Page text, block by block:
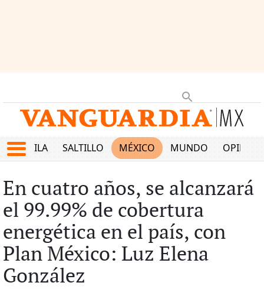
COAHUILA SALTILLO MÉXICO MUNDO OPINIÓN
En cuatro años, se alcanzará
el 99.99% de cobertura
energética en el país, con
Plan México: Luz Elena
González